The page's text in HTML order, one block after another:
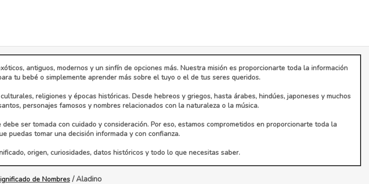
antiguos, modernos y un sinfín de opciones más. Nuestra misión es proporcionarte toda la información
tu bebé o simplemente aprender más sobre el tuyo o el de tus seres queridos.
religiones y épocas históricas. Desde hebreos y griegos, hasta árabes, hindúes, japoneses y muchos
personajes famosos y nombres relacionados con la naturaleza o la música.
ser tomada con cuidado y consideración. Por eso, estamos comprometidos en proporcionarte toda la
puedas tomar una decisión informada y con confianza.
origen, curiosidades, datos históricos y todo lo que necesitas saber.
de Nombres/ Aladino